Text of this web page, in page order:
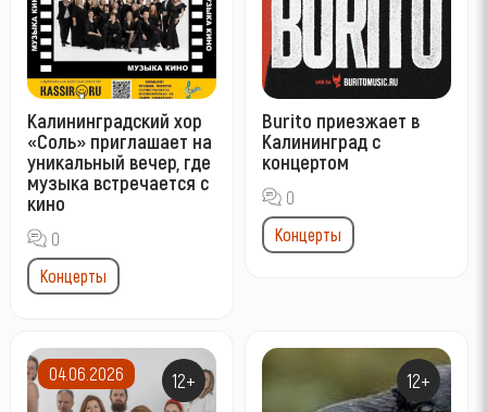
Калининградский хор
«Соль» приглашает на
уникальный вечер, где
музыка встречается с
кино
0
Концерты
Burito приезжает в
Калининград с
концертом
0
Концерты
04.06.2026 12+ 12+